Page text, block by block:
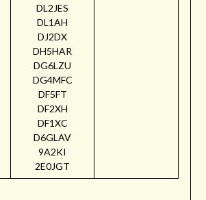
DL2JES
DL1AH
DJ2DX
DH5HAR
DG6LZU
DG4MFC
DF5FT
DF2XH
DF1XC
D6GLAV
9A2KI
2E0JGT